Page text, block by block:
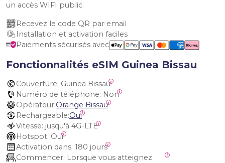
un accès WIFI public.
Recevez le code QR par email
Installation et activation faciles
Paiements sécurisés avec
Fonctionnalités eSIM Guinea Bissau
Couverture: Guinea Bissau
Numéro de téléphone: Non
Opérateur:Orange Bissau
Rechargeable:Oui
Vitesse: jusqu'à 4G-LTE
Hotspot: Oui
Activation dans: 180 jours
Commencer: